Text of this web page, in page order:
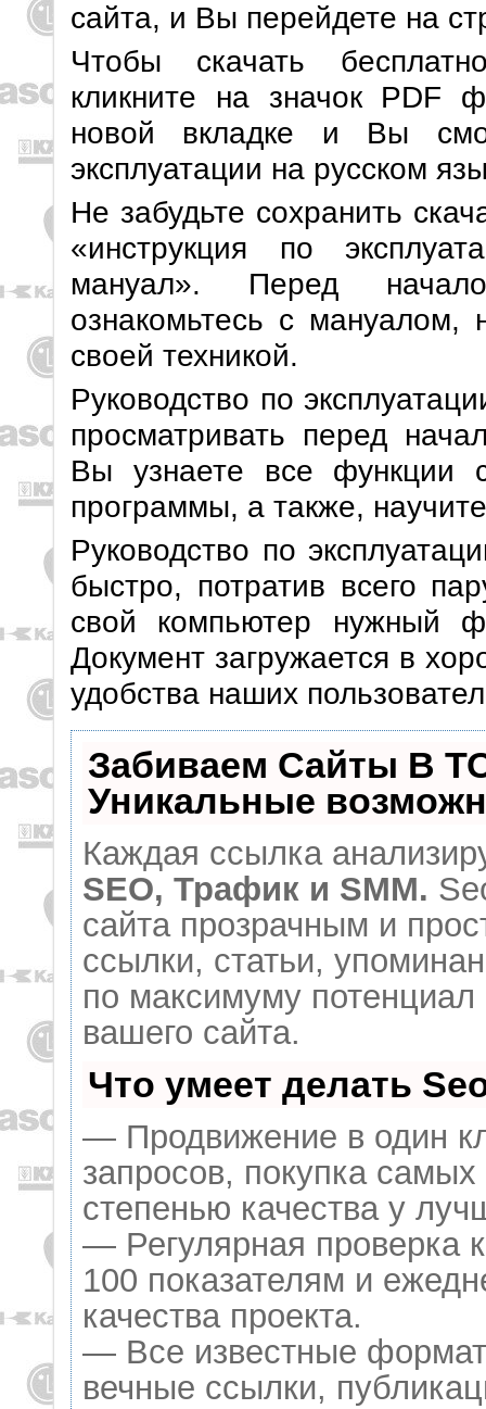
сайта, и Вы перейдете на
Чтобы скачать
кликните на значок PDF
новой вкладке и Вы
эксплуатации на русском
Не забудьте сохранить
«инструкция по
мануал». Перед
ознакомьтесь с мануалом,
своей техникой.
Руководство по
просматривать перед
Вы узнаете все функции
программы, а также,
Руководство по
быстро, потратив всего
свой компьютер нужный
Документ загружается в
удобства наших
Забиваем Сайты В
Уникальные
Каждая ссылка
SEO, Трафик и SMM.
сайта прозрачным и
ссылки, статьи,
по максимуму
вашего сайта.
Что умеет делать
— Продвижение в один
запросов, покупка
степенью качества у
— Регулярная проверка
100 показателям и
качества проекта.
— Все известные
вечные ссылки,